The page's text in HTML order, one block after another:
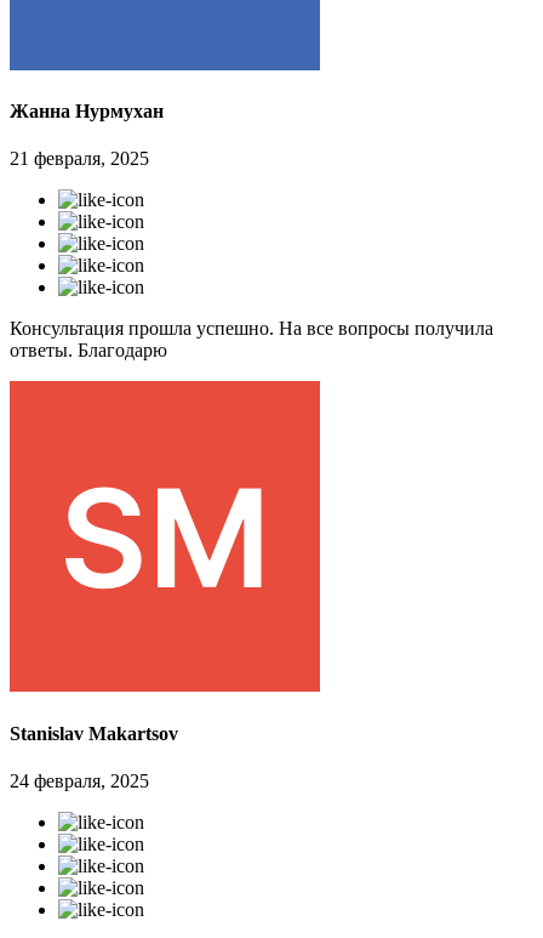
Жанна Нурмухан
21 февраля, 2025
Консультация прошла успешно. На все вопросы получила
ответы. Благодарю
Stanislav Makartsov
24 февраля, 2025